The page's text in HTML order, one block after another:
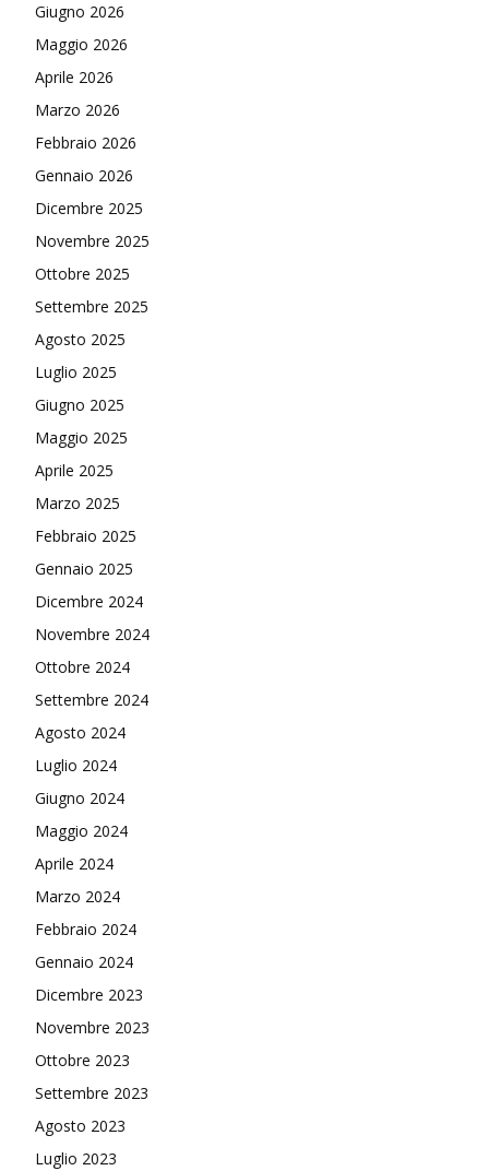
Giugno 2026
Maggio 2026
Aprile 2026
Marzo 2026
Febbraio 2026
Gennaio 2026
Dicembre 2025
Novembre 2025
Ottobre 2025
Settembre 2025
Agosto 2025
Luglio 2025
Giugno 2025
Maggio 2025
Aprile 2025
Marzo 2025
Febbraio 2025
Gennaio 2025
Dicembre 2024
Novembre 2024
Ottobre 2024
Settembre 2024
Agosto 2024
Luglio 2024
Giugno 2024
Maggio 2024
Aprile 2024
Marzo 2024
Febbraio 2024
Gennaio 2024
Dicembre 2023
Novembre 2023
Ottobre 2023
Settembre 2023
Agosto 2023
Luglio 2023